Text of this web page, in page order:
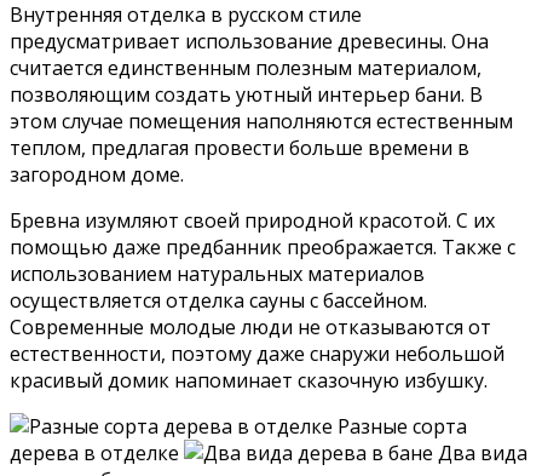
Внутренняя отделка в русском стиле
предусматривает использование древесины. Она
считается единственным полезным материалом,
позволяющим создать уютный интерьер бани. В
этом случае помещения наполняются естественным
теплом, предлагая провести больше времени в
загородном доме.
Бревна изумляют своей природной красотой. С их
помощью даже предбанник преображается. Также с
использованием натуральных материалов
осуществляется отделка сауны с бассейном.
Современные молодые люди не отказываются от
естественности, поэтому даже снаружи небольшой
красивый домик напоминает сказочную избушку.
Разные сорта
дерева в отделке
Два вида